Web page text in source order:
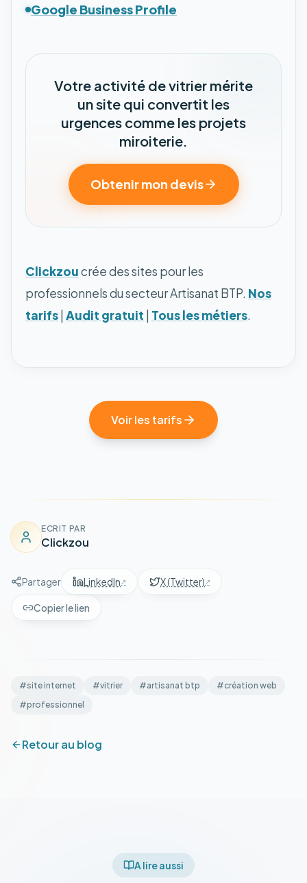
Google Business Profile
Votre activité de vitrier mérite
un site qui convertit les
urgences comme les projets
miroiterie.
Obtenir mon devis
Clickzoucrée des sites pour les
professionnels du secteur Artisanat BTP. Nos
tarifs Audit gratuit Tous les métiers.
Voir les tarifs
ECRIT PAR
Clickzou
Partager LinkedIn X (Twitter)
Copier le lien
#site internet #vitrier #artisanat btp #création web
#professionnel
Retour au blog
A lire aussi